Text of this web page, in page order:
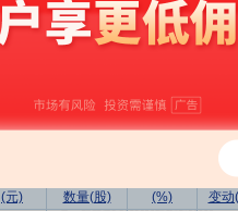
(元)
数量(股)
(%)
持
变动